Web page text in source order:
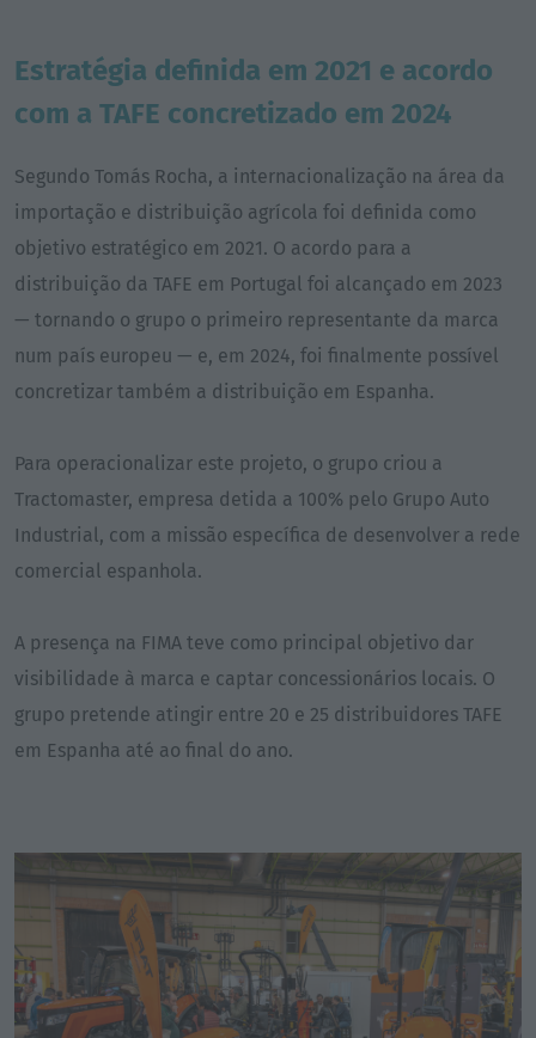
Estratégia definida em 2021 e acordo
com a TAFE concretizado em 2024
Segundo Tomás Rocha, a internacionalização na área da
importação e distribuição agrícola foi definida como
objetivo estratégico em 2021. O acordo para a
distribuição da TAFE em Portugal foi alcançado em 2023
— tornando o grupo o primeiro representante da marca
num país europeu — e, em 2024, foi finalmente possível
concretizar também a distribuição em Espanha.
Para operacionalizar este projeto, o grupo criou a
Tractomaster, empresa detida a 100% pelo Grupo Auto
Industrial, com a missão específica de desenvolver a rede
comercial espanhola.
A presença na FIMA teve como principal objetivo dar
visibilidade à marca e captar concessionários locais. O
grupo pretende atingir entre 20 e 25 distribuidores TAFE
em Espanha até ao final do ano.